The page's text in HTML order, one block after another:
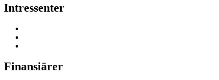
Intressenter
Finansiärer